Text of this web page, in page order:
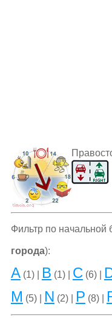
Фильтр по начальной
города):
A(1) | B (1) | C (6) |
M (5) | N (2) | P (8) |